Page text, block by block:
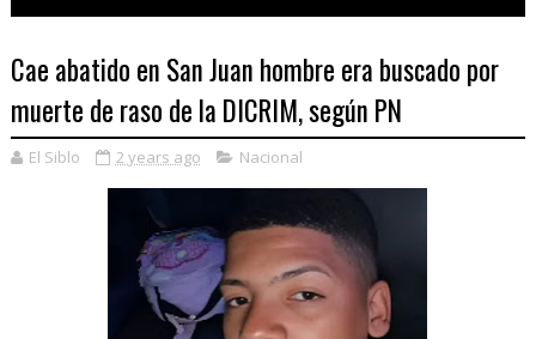
Cae abatido en San Juan hombre era buscado por
muerte de raso de la DICRIM, según PN
El Siblo 2 years ago Nacional